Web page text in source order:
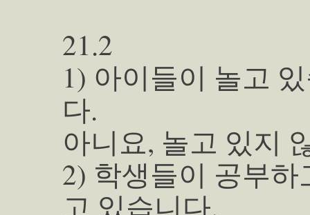
21.2
1) 아이들이 놀고
다.
아니요, 놀고 있지
2) 학생들이 공부
고 있습니다.